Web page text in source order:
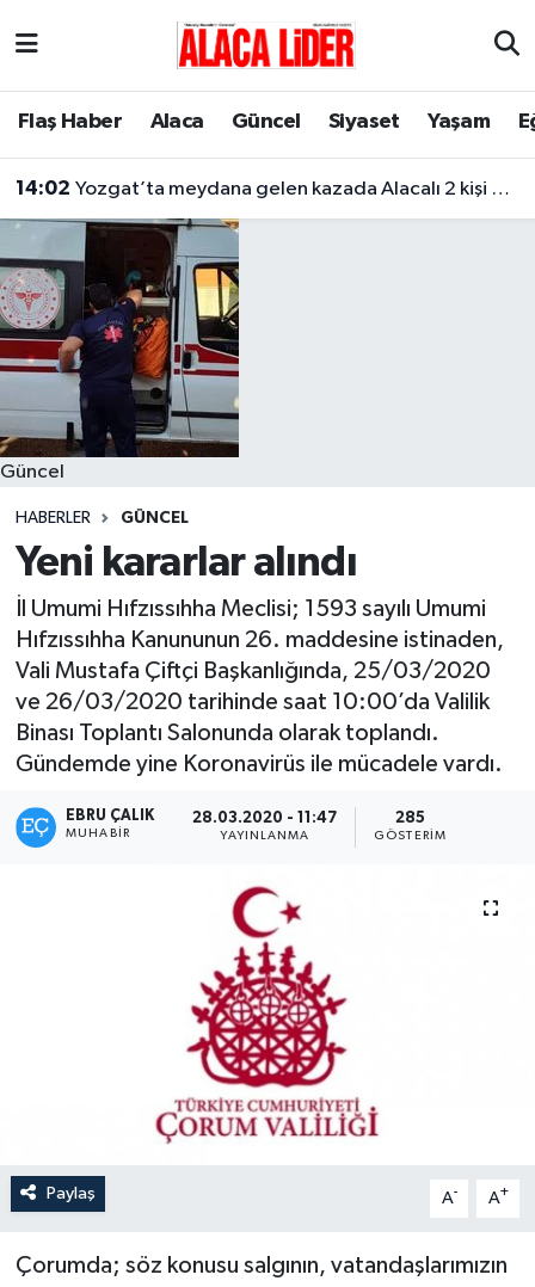
Flaş Haber Alaca Güncel Siyaset Yaşam
14:02 Yozgat’ta meydana gelen kazada Alacalı 2 kişi hayatını kaybetti
Güncel
HABERLER GÜNCEL
Yeni kararlar alındı
İl Umumi Hıfzıssıhha Meclisi; 1593 sayılı Umumi
Hıfzıssıhha Kanununun 26. maddesine istinaden,
Vali Mustafa Çiftçi Başkanlığında, 25/03/2020
ve 26/03/2020 tarihinde saat 10:00’da Valilik
Binası Toplantı Salonunda olarak toplandı.
Gündemde yine Koronavirüs ile mücadele vardı.
EBRU ÇALIK
MUHABIR
28.03.2020 - 11:47
YAYINLANMA
285
GÖSTERIM
Paylaş A- A+
Çorumda; söz konusu salgının, vatandaşlarımızın
Çorum Nöbetçi Eczaneler
Çorum Trafik Yoğunluk Haritası
Süper Lig Puan Durumu ve Fikstür
Tüm Manşetler
Son Dakika Haberleri
Haber Arşivi